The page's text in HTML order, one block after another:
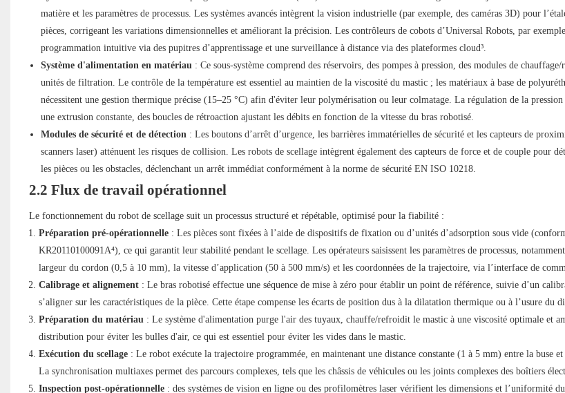
matière et les paramètres de processus. Les systèmes avancés intègrent la vision industrielle (par exemple, des caméras 3D) pour
pièces, corrigeant les variations dimensionnelles et améliorant la précision. Les contrôleurs de cobots d’Universal Robots, par
programmation intuitive via des pupitres d’apprentissage et une surveillance à distance via des plateformes cloud³.
Système d'alimentation en matériau: Ce sous-système comprend des réservoirs, des pompes à pression, des modules de
unités de filtration. Le contrôle de la température est essentiel au maintien de la viscosité du mastic ; les matériaux à base de
nécessitent une gestion thermique précise (15–25 °C) afin d'éviter leur polymérisation ou leur colmatage. La régulation de la
une extrusion constante, des boucles de rétroaction ajustant les débits en fonction de la vitesse du bras robotisé.
Modules de sécurité et de détection: Les boutons d’arrêt d’urgence, les barrières immatérielles de sécurité et les capteurs de
scanners laser) atténuent les risques de collision. Les robots de scellage intègrent également des capteurs de force et de couple pour
les pièces ou les obstacles, déclenchant un arrêt immédiat conformément à la norme de sécurité EN ISO 10218.
2.2 Flux de travail opérationnel
Le fonctionnement du robot de scellage suit un processus structuré et répétable, optimisé pour la fiabilité :
Préparation pré-opérationnelle: Les pièces sont fixées à l’aide de dispositifs de fixation ou d’unités d’adsorption sous vide
KR20110100091A⁴), ce qui garantit leur stabilité pendant le scellage. Les opérateurs saisissent les paramètres de processus,
largeur du cordon (0,5 à 10 mm), la vitesse d’application (50 à 500 mm/s) et les coordonnées de la trajectoire, via l’interface de
Calibrage et alignement: Le bras robotisé effectue une séquence de mise à zéro pour établir un point de référence, suivie d’un
s’aligner sur les caractéristiques de la pièce. Cette étape compense les écarts de position dus à la dilatation thermique ou à l’usure du
Préparation du matériau: Le système d'alimentation purge l'air des tuyaux, chauffe/refroidit le mastic à une viscosité optimale et
distribution pour éviter les bulles d'air, ce qui est essentiel pour éviter les vides dans le mastic.
Exécution du scellage: Le robot exécute la trajectoire programmée, en maintenant une distance constante (1 à 5 mm) entre la buse
La synchronisation multiaxes permet des parcours complexes, tels que les châssis de véhicules ou les joints complexes des boîtiers
Inspection post-opérationnelle: des systèmes de vision en ligne ou des profilomètres laser vérifient les dimensions et l’uniformité